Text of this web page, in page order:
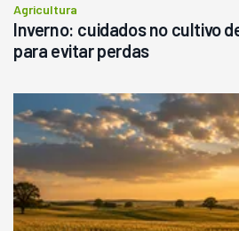
Agricultura
Inverno: cuidados no cultivo
para evitar perdas